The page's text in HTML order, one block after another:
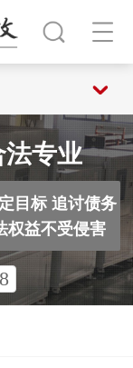
专业
目标 追讨债务
权益不受侵害